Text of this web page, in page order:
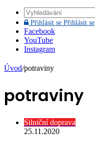
Přihlásit se Přihlásit se
Facebook
YouTube
Instagram
Úvod/potraviny
potraviny
Silniční doprava
25.11.2020